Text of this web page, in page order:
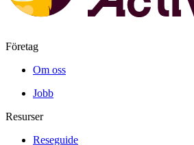
Företag
Om oss
Jobb
Resurser
Reseguide